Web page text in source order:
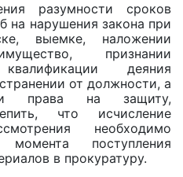
разумности сроков
на нарушения закона при
выемке, наложении
признании
деяния
от должности, а
права на защиту,
что исчисление
необходимо
поступления
в прокуратуру.